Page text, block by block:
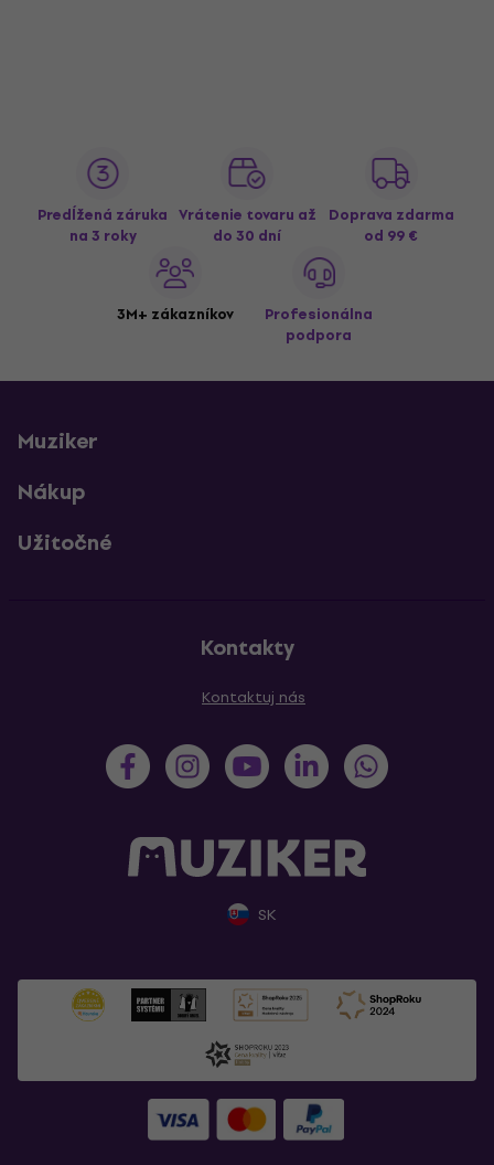
Predĺžená záruka
na 3 roky
Vrátenie tovaru až
do 30 dní
Doprava zdarma
od 99 €
3M+ zákazníkov
Profesionálna
podpora
Muziker
Nákup
Užitočné
Kontakty
Kontaktuj nás
SK